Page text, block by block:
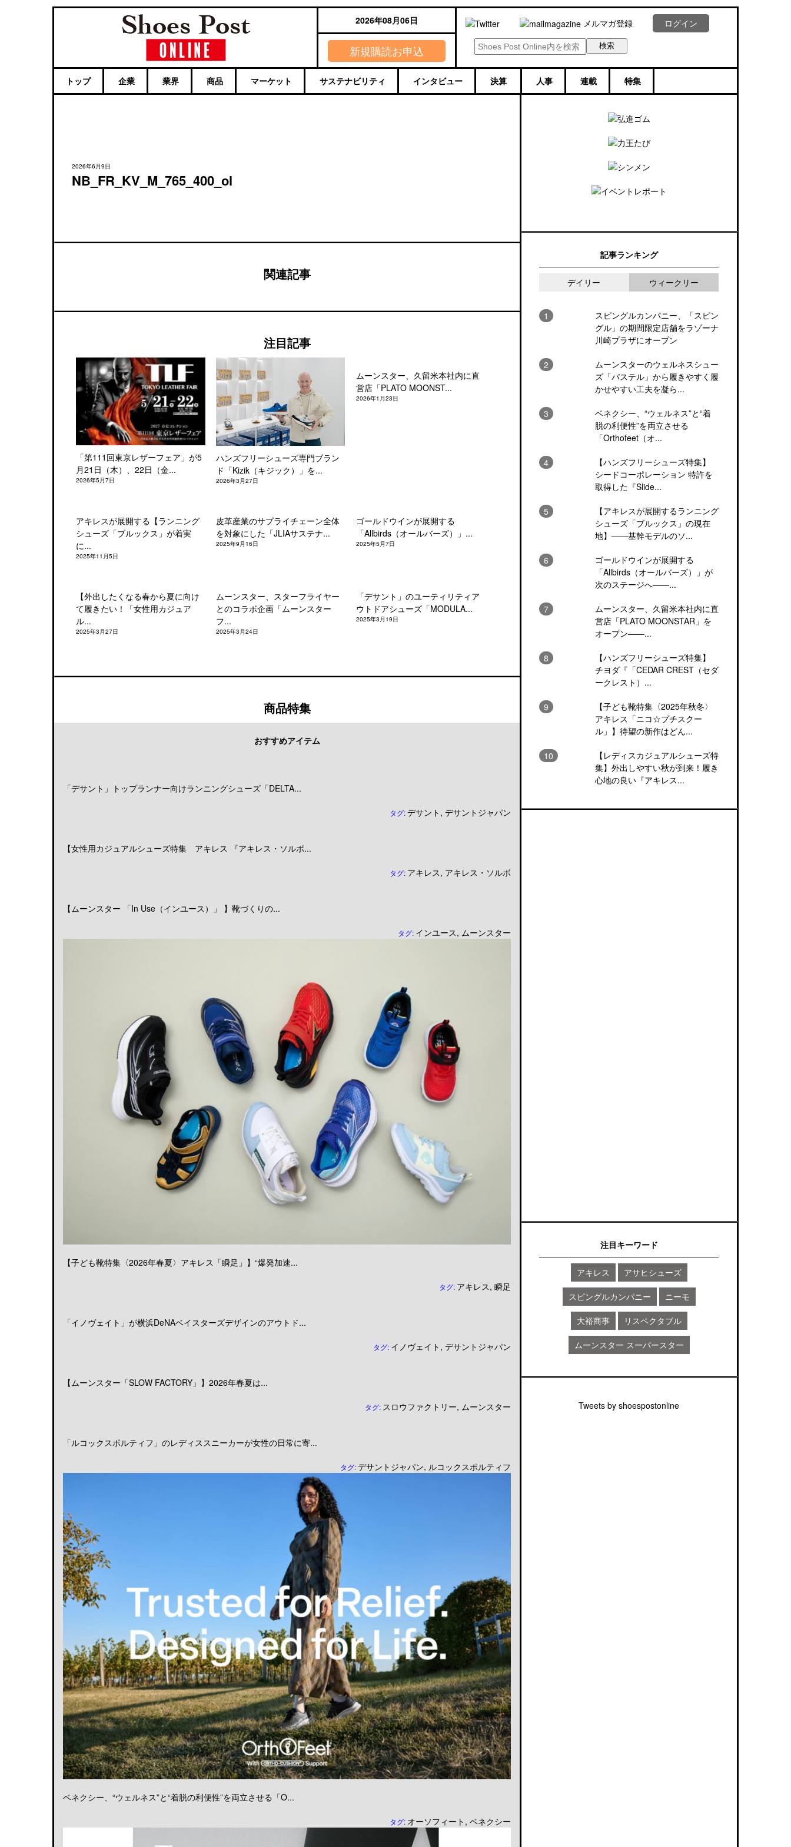
2026年08月06日
新規購読お申込
メルマガ登録 ログイン
トップ 企業 業界 商品 マーケット サステナビリティ インタビュー 決算 人事 連載 特集
2026年6月9日
NB_FR_KV_M_765_400_ol
関連記事
注目記事
「第111回東京レザーフェア」が5
月21日（木）、22日（金...
2026年5月7日
ハンズフリーシューズ専門ブラン
ド「Kizik（キジック）」を...
2026年3月27日
ムーンスター、久留米本社内に直
営店「PLATO MOONST...
2026年1月23日
アキレスが展開する【ランニング
シューズ「ブルックス」が着実
に...
2025年11月5日
皮革産業のサプライチェーン全体
を対象にした「JLIAサステナ...
2025年9月16日
ゴールドウインが展開する
「Allbirds（オールバーズ）」...
2025年5月7日
【外出したくなる春から夏に向け
て履きたい！「女性用カジュア
ル...
2025年3月27日
ムーンスター、スターフライヤー
とのコラボ企画「ムーンスター
フ...
2025年3月24日
「デサント」のユーティリティア
ウトドアシューズ「MODULA...
2025年3月19日
商品特集
おすすめアイテム
「デサント」トップランナー向けランニングシューズ「DELTA...
タグ:デサント , デサントジャパン
【女性用カジュアルシューズ特集 アキレス 『アキレス・ソルボ...
タグ: アキレス, アキレス・ソルボ
【ムーンスター 「In Use（インユース）」 】靴づくりの...
タグ: インユース, ムーンスター
【子ども靴特集〈2026年春夏〉アキレス「瞬足」】“爆発加速...
タグ: アキレス, 瞬足
「イノヴェイト」が横浜DeNAベイスターズデザインのアウトド...
タグ: イノヴェイト , デサントジャパン
【ムーンスター「SLOW FACTORY」】2026年春夏は...
タグ: スロウファクトリー, ムーンスター
「ルコックスポルティフ」のレディススニーカーが女性の日常に寄...
タグ:デサントジャパン, ルコックスポルティフ
ベネクシー、“ウェルネス”と“着脱の利便性”を両立させる「O...
タグ: オーソフィート , ベネクシー
記事ランキング
デイリー ウィークリー
スピングルカンパニー、「スピン
グル」の期間限定店舗をラゾーナ
川崎プラザにオープン
ムーンスターのウェルネスシュー
ズ「パステル」から履きやすく履
かせやすい工夫を凝ら...
ベネクシー、“ウェルネス”と“着
脱の利便性”を両立させる
「Orthofeet（オ...
【ハンズフリーシューズ特集】
シードコーポレーション 特許を
取得した『Slide...
【アキレスが展開するランニング
シューズ「ブルックス」の現在
地】――基幹モデルのソ...
ゴールドウインが展開する
「Allbirds（オールバーズ）」が
次のステージへ――...
ムーンスター、久留米本社内に直
営店「PLATO MOONSTAR」を
オープン――...
【ハンズフリーシューズ特集】
チヨダ『「CEDAR CREST（セダ
ークレスト）...
【子ども靴特集〈2025年秋冬〉
アキレス「ニコ☆プチスクー
ル」】待望の新作はどん...
【レディスカジュアルシューズ特
集】外出しやすい秋が到来！履き
心地の良い『アキレス...
注目キーワード
アキレス アサヒシューズ
スピングルカンパニー ニーモ
大裕商事 リスペクタブル
ムーンスター スーパースター
Tweets by shoespostonline